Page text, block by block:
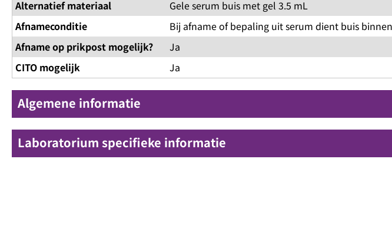
Alternatief materiaal
Gele serum buis met gel 3.5 mL
Afnameconditie
Bij afname of bepaling uit serum dient buis
Afname op prikpost mogelijk?
Ja
CITO mogelijk
Ja
Algemene informatie
Laboratorium specifieke informatie